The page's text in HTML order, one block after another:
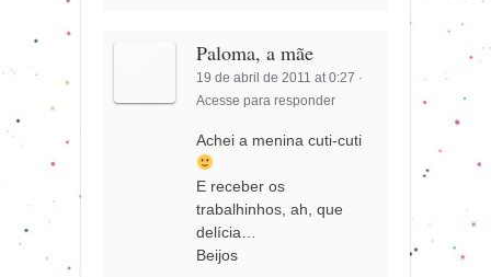
Paloma, a mãe
19 de abril de 2011 at 0:27 ·
Acesse para responder
Achei a menina cuti-cuti
E receber os
trabalhinhos, ah, que
delícia…
Beijos